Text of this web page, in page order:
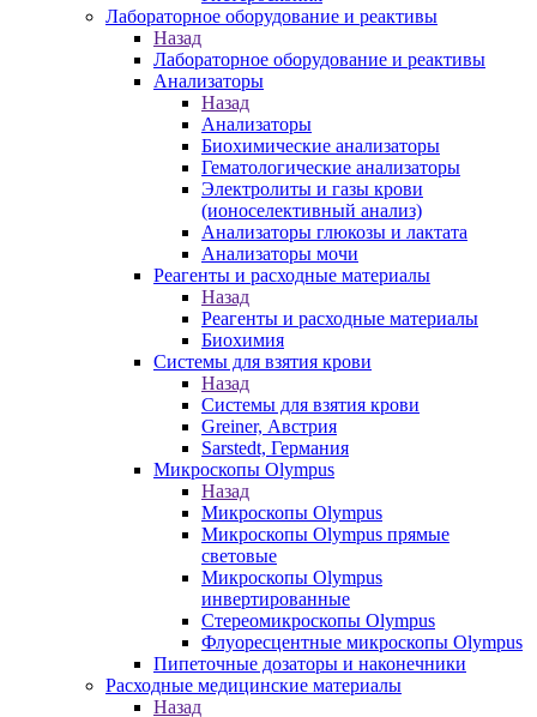
Лабораторное оборудование и реактивы
Назад
Лабораторное оборудование и реактивы
Анализаторы
Назад
Анализаторы
Биохимические анализаторы
Гематологические анализаторы
Электролиты и газы крови
(ионоселективный анализ)
Анализаторы глюкозы и лактата
Анализаторы мочи
Реагенты и расходные материалы
Назад
Реагенты и расходные материалы
Биохимия
Системы для взятия крови
Назад
Системы для взятия крови
Greiner, Австрия
Sarstedt, Германия
Микроскопы Olympus
Назад
Микроскопы Olympus
Микроскопы Olympus прямые
световые
Микроскопы Olympus
инвертированные
Стереомикроскопы Olympus
Флуоресцентные микроскопы Olympus
Пипеточные дозаторы и наконечники
Расходные медицинские материалы
Назад